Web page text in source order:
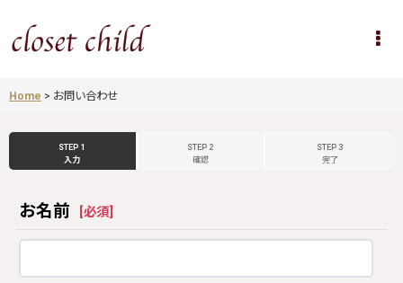
Home > お問い合わせ
STEP 1
入力
STEP 2
確認
STEP 3
完了
お名前 必須